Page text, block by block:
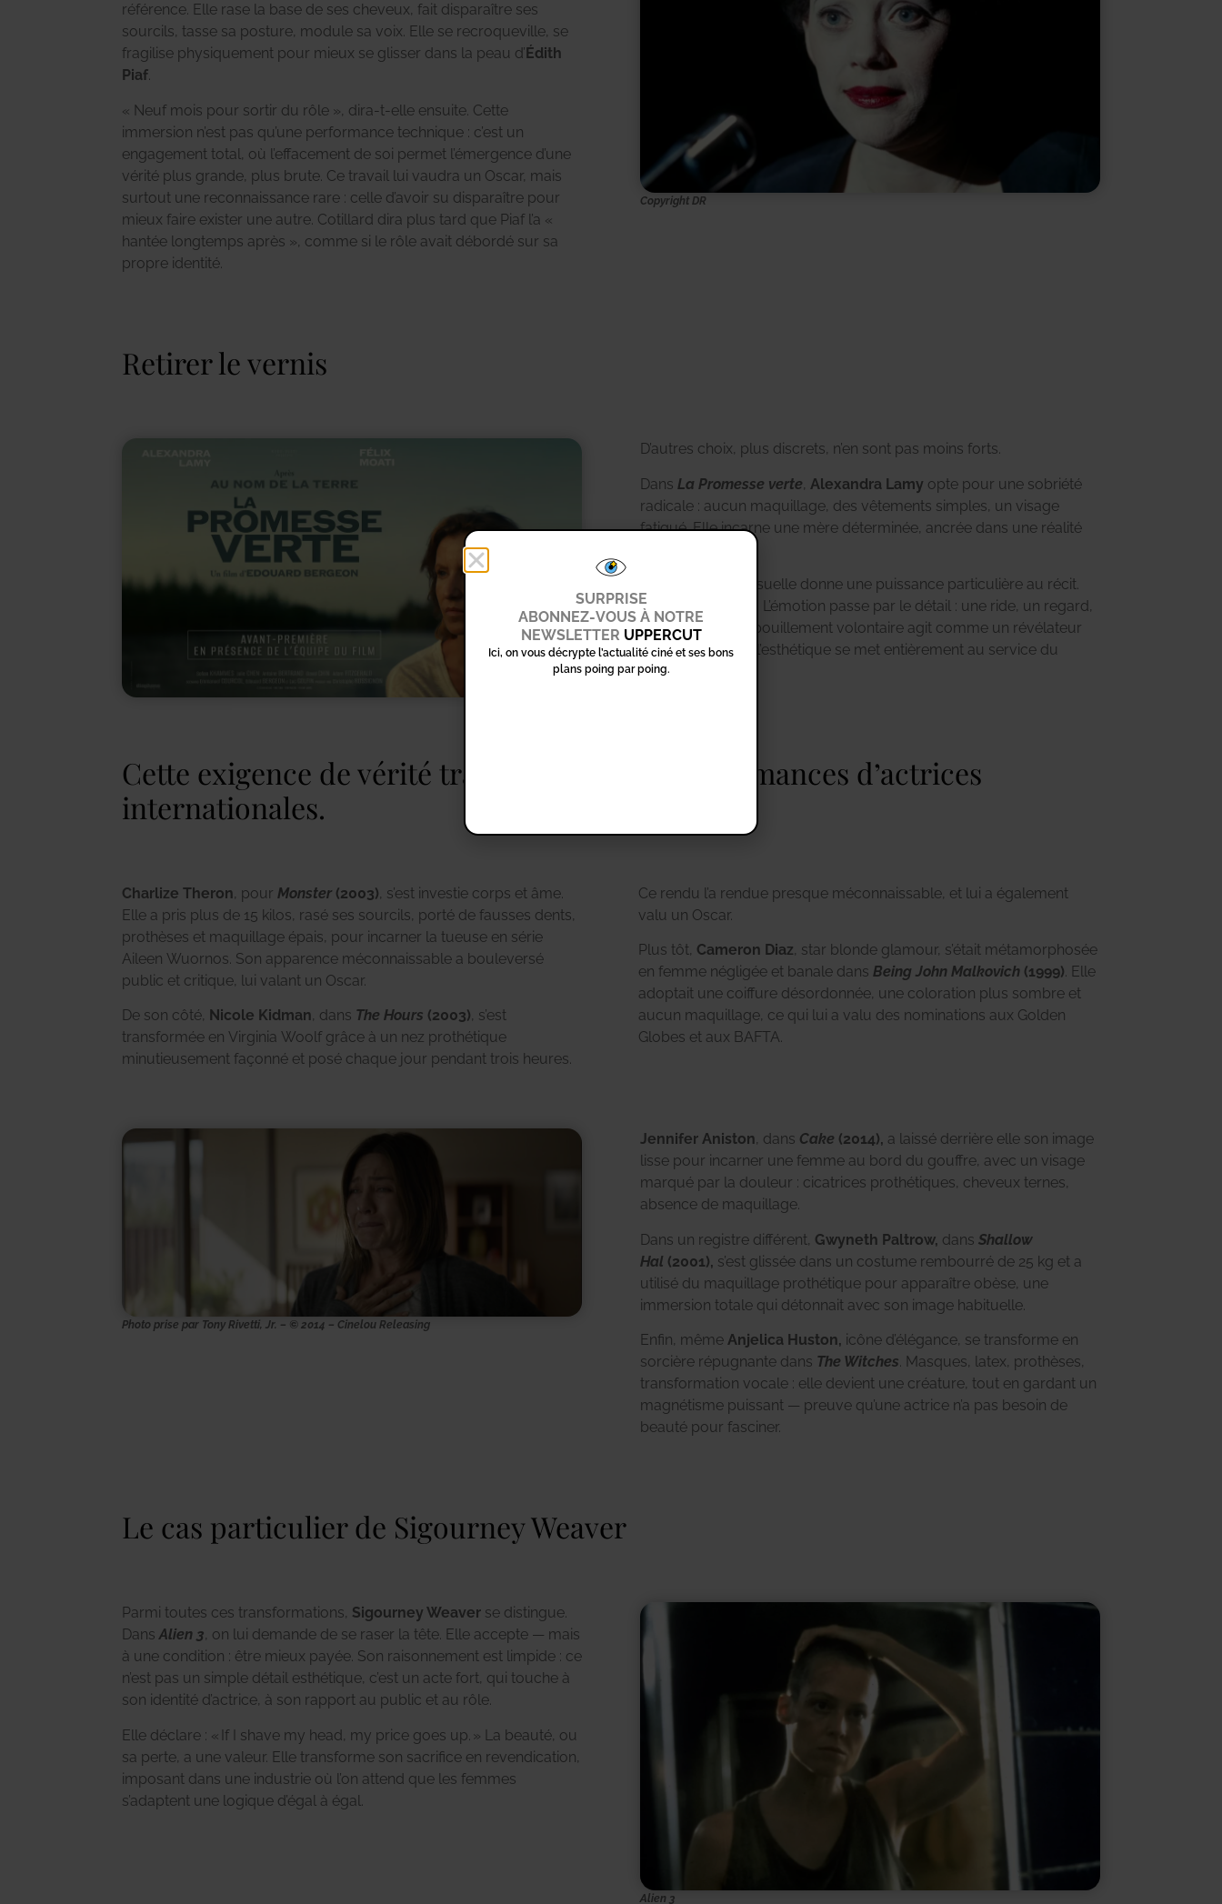
référence. Elle rase la base de ses cheveux, fait disparaître ses
sourcils, tasse sa posture, module sa voix. Elle se recroqueville, se
fragilise physiquement pour mieux se glisser dans la peau d’ Édith
Piaf.
« Neuf mois pour sortir du rôle », dira-t-elle ensuite. Cette
immersion n’est pas qu’une performance technique : c’est un
engagement total, où l’effacement de soi permet l’émergence d’une
vérité plus grande, plus brute. Ce travail lui vaudra un Oscar, mais
surtout une reconnaissance rare : celle d’avoir su disparaître pour
mieux faire exister une autre. Cotillard dira plus tard que Piaf l’a «
hantée longtemps après », comme si le rôle avait débordé sur sa
propre identité.
Copyright DR
Retirer le vernis
D’autres choix, plus discrets, n’en sont pas moins forts.
Dans La Promesse verte, Alexandra Lamy opte pour une sobriété
radicale : aucun maquillage, des vêtements simples, un visage
fatigué. Elle incarne une mère déterminée, ancrée dans une réalité
Cette simplicité visuelle donne une puissance particulière au récit.
Rien n’est surjoué.
L’émotion passe par le détail : une ride, un regard,
un silence.
Ce dépouillement volontaire agit comme un révélateur
d’authenticité, où l’esthétique se met entièrement au service du
propos.
Cette exigence de vérité traverse aussi les performances d’actrices
internationales.
Charlize Theron, pour Monster (2003), s’est investie corps et âme.
Elle a pris plus de 15 kilos, rasé ses sourcils, porté de fausses dents,
prothèses et maquillage épais, pour incarner la tueuse en série
Aileen Wuornos. Son apparence méconnaissable a bouleversé
public et critique, lui valant un Oscar.
De son côté, Nicole Kidman, dans The Hours (2003), s’est
transformée en Virginia Woolf grâce à un nez prothétique
minutieusement façonné et posé chaque jour pendant trois heures.
Ce rendu l’a rendue presque méconnaissable, et lui a également
valu un Oscar.
Plus tôt, Cameron Diaz, star blonde glamour, s’était métamorphosée
en femme négligée et banale dans Being John Malkovich (1999). Elle
adoptait une coiffure désordonnée, une coloration plus sombre et
aucun maquillage, ce qui lui a valu des nominations aux Golden
Globes et aux BAFTA.
Photo prise par Tony Rivetti, Jr. – © 2014 – Cinelou Releasing
Jennifer Aniston, dans Cake (2014), a laissé derrière elle son image
lisse pour incarner une femme au bord du gouffre, avec un visage
marqué par la douleur : cicatrices prothétiques, cheveux ternes,
absence de maquillage.
Dans un registre différent, Gwyneth Paltrow, dans Shallow
Hal (2001), s’est glissée dans un costume rembourré de 25 kg et a
utilisé du maquillage prothétique pour apparaître obèse, une
immersion totale qui détonnait avec son image habituelle.
Enfin, même Anjelica Huston, icône d’élégance, se transforme en
sorcière répugnante dans The Witches. Masques, latex, prothèses,
transformation vocale : elle devient une créature, tout en gardant un
magnétisme puissant — preuve qu’une actrice n’a pas besoin de
beauté pour fasciner.
Le cas particulier de Sigourney Weaver
Parmi toutes ces transformations, Sigourney Weaver se distingue.
DansAlien 3, on lui demande de se raser la tête. Elle accepte — mais
à une condition : être mieux payée. Son raisonnement est limpide : ce
n’est pas un simple détail esthétique, c’est un acte fort, qui touche à
son identité d’actrice, à son rapport au public et au rôle.
Elle déclare : « If I shave my head, my price goes up. » La beauté, ou
sa perte, a une valeur. Elle transforme son sacrifice en revendication,
imposant dans une industrie où l’on attend que les femmes
s’adaptent une logique d’égal à égal.
Alien 3
SURPRISE
ABONNEZ-VOUS À NOTRE
NEWSLETTER UPPERCUT
Ici, on vous décrypte l’actualité ciné et ses bons
plans poing par poing.